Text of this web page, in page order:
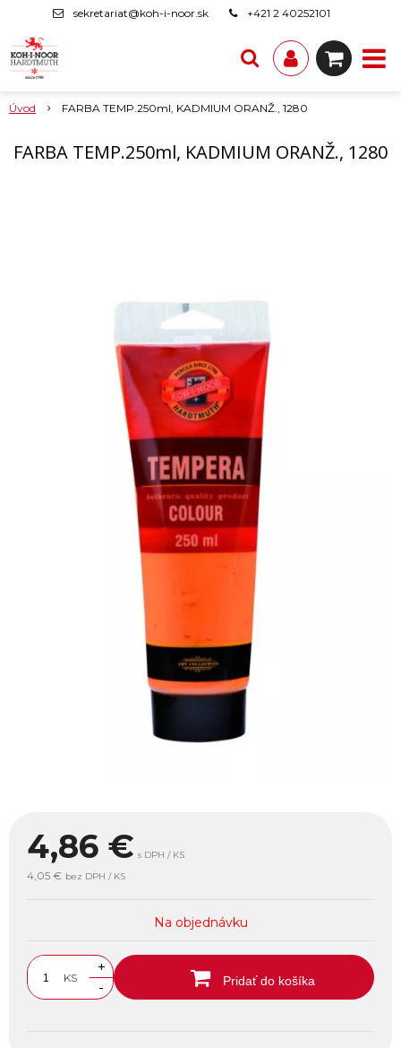
sekretariat@koh-i-noor.sk +421 2 40252101
Úvod FARBA TEMP.250ml, KADMIUM ORANŽ., 1280
FARBA TEMP.250ml, KADMIUM ORANŽ., 1280
4,86 € s DPH / KS
4,05 € bez DPH / KS
Na objednávku
KS
+
-
Pridať do košíka